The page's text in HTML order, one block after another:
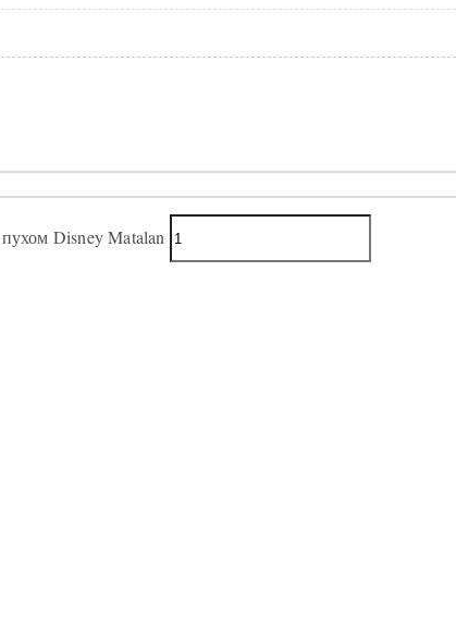
Disney Matalan